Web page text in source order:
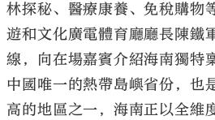
林探秘、醫療康養、免稅購物
遊和文化廣電體育廳廳長陳鐵
線，向在場嘉賓介紹海南獨特
中國唯一的熱帶島嶼省份，也
高的地區之一，海南正以全維